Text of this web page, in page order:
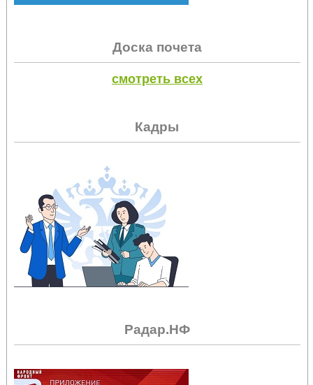
Доска почета
смотреть всех
Кадры
Радар.НФ